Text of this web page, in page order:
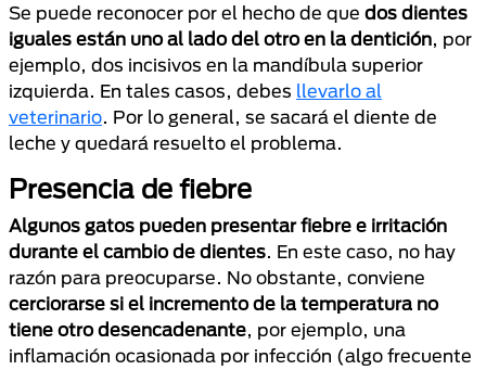
Se puede reconocer por el hecho de que dos dientes
iguales están uno al lado del otro en la dentición, por
ejemplo, dos incisivos en la mandíbula superior
izquierda. En tales casos, debes llevarlo al
veterinario. Por lo general, se sacará el diente de
leche y quedará resuelto el problema.
Presencia de fiebre
Algunos gatos pueden presentar fiebre e irritación
durante el cambio de dientes. En este caso, no hay
razón para preocuparse. No obstante, conviene
cerciorarse si el incremento de la temperatura no
tiene otro desencadenante, por ejemplo, una
inflamación ocasionada por infección (algo frecuente